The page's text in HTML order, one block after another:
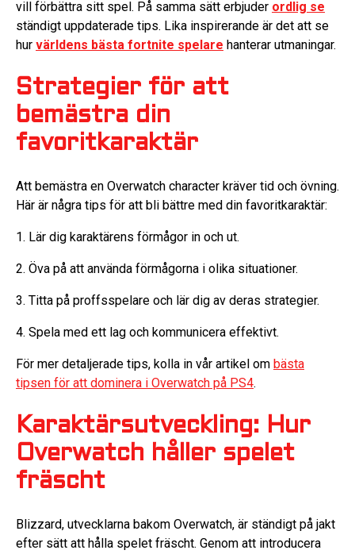
vill förbättra sitt spel. På samma sätt erbjuder ordlig se
ständigt uppdaterade tips. Lika inspirerande är det att se
hur världens bästa fortnite spelare hanterar utmaningar.
Strategier för att
bemästra din
favoritkaraktär
Att bemästra en Overwatch character kräver tid och övning.
Här är några tips för att bli bättre med din favoritkaraktär:
1. Lär dig karaktärens förmågor in och ut.
2. Öva på att använda förmågorna i olika situationer.
3. Titta på proffsspelare och lär dig av deras strategier.
4. Spela med ett lag och kommunicera effektivt.
För mer detaljerade tips, kolla in vår artikel om bästa
tipsen för att dominera i Overwatch på PS4.
Karaktärsutveckling: Hur
Overwatch håller spelet
fräscht
Blizzard, utvecklarna bakom Overwatch, är ständigt på jakt
efter sätt att hålla spelet fräscht. Genom att introducera